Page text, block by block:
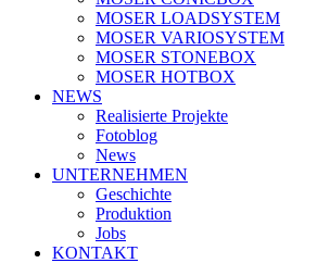
MOSER LOADSYSTEM
MOSER VARIOSYSTEM
MOSER STONEBOX
MOSER HOTBOX
NEWS
Realisierte Projekte
Fotoblog
News
UNTERNEHMEN
Geschichte
Produktion
Jobs
KONTAKT